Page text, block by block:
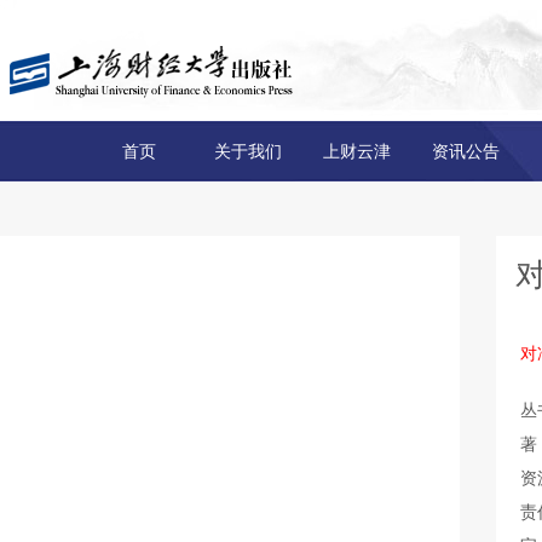
首页 关于我们 上财云津 资讯公告
对
丛
著
资
责